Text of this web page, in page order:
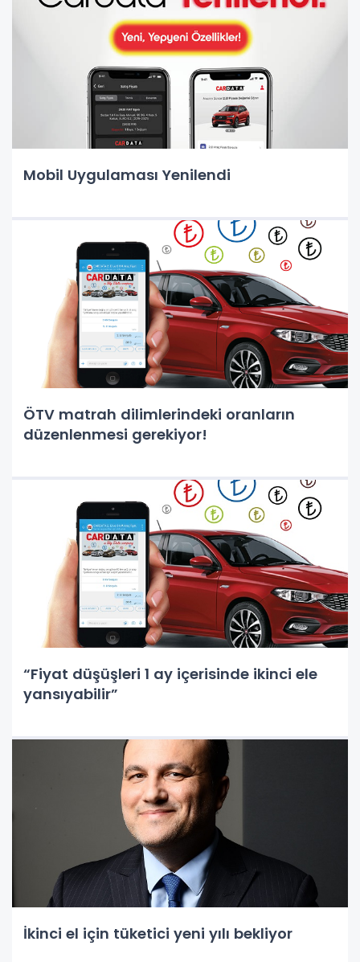
Mobil Uygulaması Yenilendi
ÖTV matrah dilimlerindeki oranların
düzenlenmesi gerekiyor!
“Fiyat düşüşleri 1 ay içerisinde ikinci ele
yansıyabilir”
İkinci el için tüketici yeni yılı bekliyor